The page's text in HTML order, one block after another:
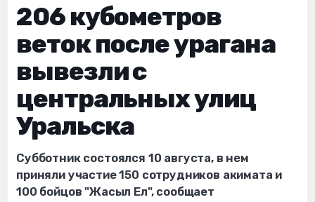
206 кубометров
веток после урагана
вывезли с
центральных улиц
Уральска
Субботник состоялся 10 августа, в нем
приняли участие 150 сотрудников акимата и
100 бойцов "Жасыл Ел", сообщает